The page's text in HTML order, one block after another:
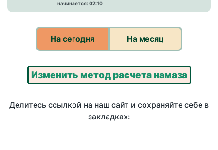
начинается: 02:10
На сегодня На месяц
Изменить метод расчета намаза
Делитесь ссылкой на наш сайт и сохраняйте себе в
закладках: